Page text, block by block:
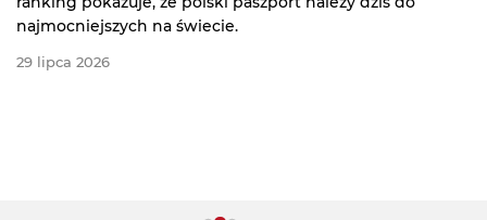
najmocniejszych na świecie.
29 lipca 2026